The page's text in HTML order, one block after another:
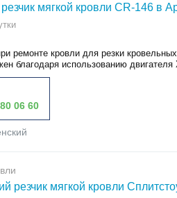
мягкой кровли CR-146 в
ремонте кровли для резки
благодаря использованию двигателя
06 60
резчик мягкой кровли